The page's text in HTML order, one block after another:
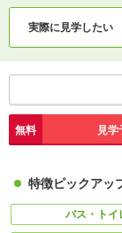
実際に見学したい
無料 見学
特徴ピックアッ
バス・トイ